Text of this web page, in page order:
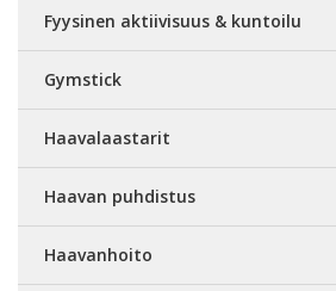
Fyysinen aktiivisuus & kuntoilu
Gymstick
Haavalaastarit
Haavan puhdistus
Haavanhoito